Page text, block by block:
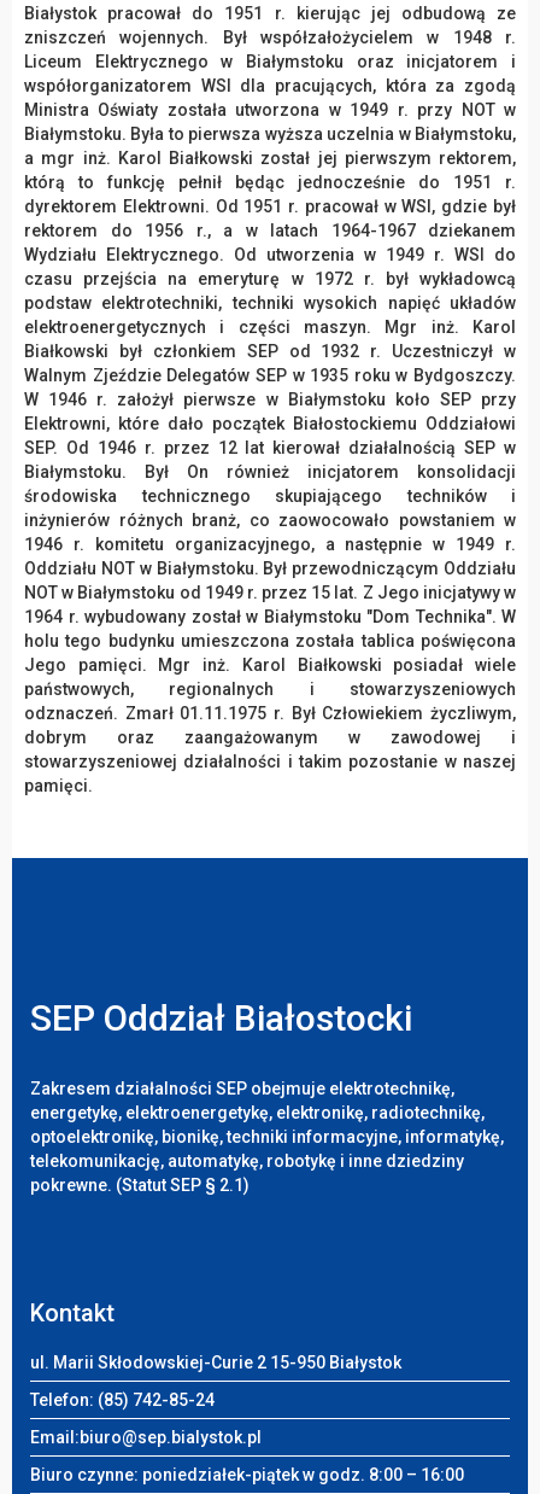
Białystok pracował do 1951 r. kierując jej odbudową ze
zniszczeń wojennych. Był współzałożycielem w 1948 r.
Liceum Elektrycznego w Białymstoku oraz inicjatorem i
współorganizatorem WSI dla pracujących, która za zgodą
Ministra Oświaty została utworzona w 1949 r. przy NOT w
Białymstoku. Była to pierwsza wyższa uczelnia w Białymstoku,
a mgr inż. Karol Białkowski został jej pierwszym rektorem,
którą to funkcję pełnił będąc jednocześnie do 1951 r.
dyrektorem Elektrowni. Od 1951 r. pracował w WSI, gdzie był
rektorem do 1956 r., a w latach 1964-1967 dziekanem
Wydziału Elektrycznego. Od utworzenia w 1949 r. WSI do
czasu przejścia na emeryturę w 1972 r. był wykładowcą
podstaw elektrotechniki, techniki wysokich napięć układów
elektroenergetycznych i części maszyn. Mgr inż. Karol
Białkowski był członkiem SEP od 1932 r. Uczestniczył w
Walnym Zjeździe Delegatów SEP w 1935 roku w Bydgoszczy.
W 1946 r. założył pierwsze w Białymstoku koło SEP przy
Elektrowni, które dało początek Białostockiemu Oddziałowi
SEP. Od 1946 r. przez 12 lat kierował działalnością SEP w
Białymstoku. Był On również inicjatorem konsolidacji
środowiska technicznego skupiającego techników i
inżynierów różnych branż, co zaowocowało powstaniem w
1946 r. komitetu organizacyjnego, a następnie w 1949 r.
Oddziału NOT w Białymstoku. Był przewodniczącym Oddziału
NOT w Białymstoku od 1949 r. przez 15 lat. Z Jego inicjatywy w
1964 r. wybudowany został w Białymstoku "Dom Technika". W
holu tego budynku umieszczona została tablica poświęcona
Jego pamięci. Mgr inż. Karol Białkowski posiadał wiele
państwowych, regionalnych i stowarzyszeniowych
odznaczeń. Zmarł 01.11.1975 r. Był Człowiekiem życzliwym,
dobrym oraz zaangażowanym w zawodowej i
stowarzyszeniowej działalności i takim pozostanie w naszej
pamięci.
SEP Oddział Białostocki
Zakresem działalności SEP obejmuje elektrotechnikę,
energetykę, elektroenergetykę, elektronikę, radiotechnikę,
optoelektronikę, bionikę, techniki informacyjne, informatykę,
telekomunikację, automatykę, robotykę i inne dziedziny
pokrewne. (Statut SEP § 2.1)
Kontakt
ul. Marii Skłodowskiej-Curie 2 15-950 Białystok
Telefon: (85) 742-85-24
Email:biuro@sep.bialystok.pl
Biuro czynne: poniedziałek-piątek w godz. 8:00 – 16:00